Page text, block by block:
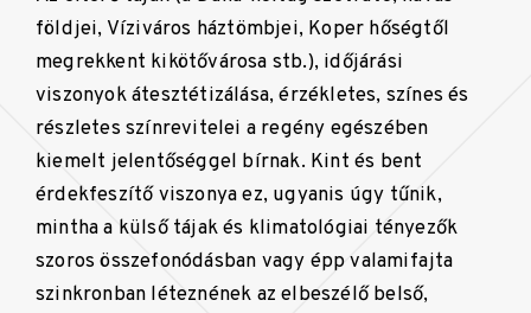
földjei, Víziváros háztömbjei, Koper hőségtől
megrekkent kikötővárosa stb.), időjárási
viszonyok átesztétizálása, érzékletes, színes és
részletes színrevitelei a regény egészében
kiemelt jelentőséggel bírnak. Kint és bent
érdekfeszítő viszonya ez, ugyanis úgy tűnik,
mintha a külső tájak és klimatológiai tényezők
szoros összefonódásban vagy épp valamifajta
szinkronban léteznének az elbeszélő belső,